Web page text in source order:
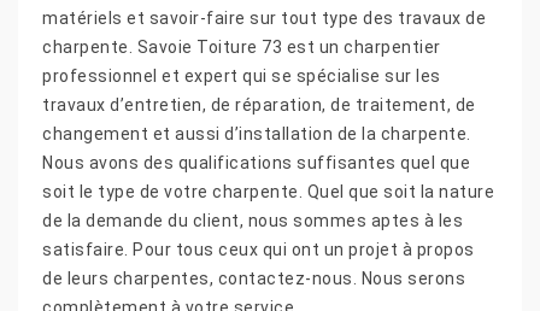
matériels et savoir-faire sur tout type des travaux de
charpente. Savoie Toiture 73 est un charpentier
professionnel et expert qui se spécialise sur les
travaux d’entretien, de réparation, de traitement, de
changement et aussi d’installation de la charpente.
Nous avons des qualifications suffisantes quel que
soit le type de votre charpente. Quel que soit la nature
de la demande du client, nous sommes aptes à les
satisfaire. Pour tous ceux qui ont un projet à propos
de leurs charpentes, contactez-nous. Nous serons
complètement à votre service.